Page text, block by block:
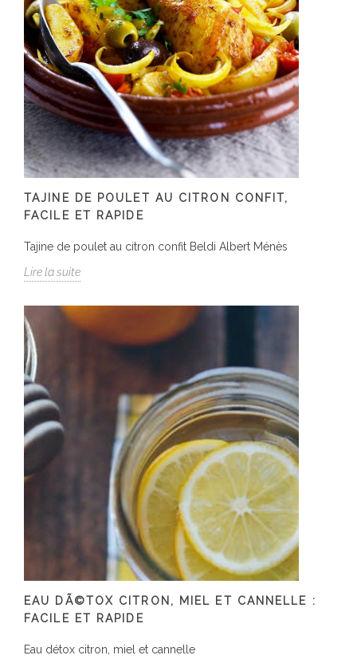
TAJINE DE POULET AU CITRON CONFIT,
FACILE ET RAPIDE
Tajine de poulet au citron confit Beldi Albert Ménès
Lire la suite
EAU DÃ©TOX CITRON, MIEL ET CANNELLE :
FACILE ET RAPIDE
Eau détox citron, miel et cannelle